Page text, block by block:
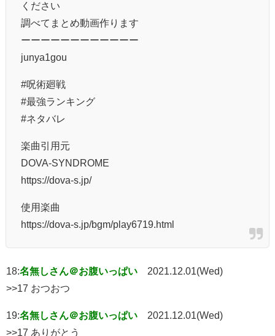
ください
調べてまとめ動画作ります
ーーーーーーーーーーーー
junya1gou
#呪術廻戦
#最強ランキング
#ネタバレ
楽曲引用元
DOVA-SYNDROME
https://dova-s.jp/
使用楽曲
https://dova-s.jp/bgm/play6719.html
18:名無しさん＠お腹いっぱい
2021.12.01(Wed)
>>17 おつおつ
19:名無しさん＠お腹いっぱい
2021.12.01(Wed)
>>17 ありがとう